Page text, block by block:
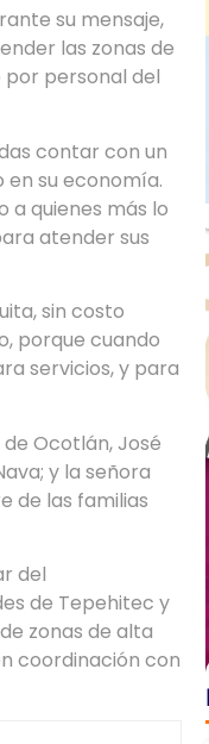
su mensaje,
las zonas de
personal del
contar con un
su economía.
a quienes más lo
atender sus
sin costo
porque cuando
servicios, y para
Ocotlán, José
y la señora
de las familias
del
de Tepehitec y
zonas de alta
coordinación con